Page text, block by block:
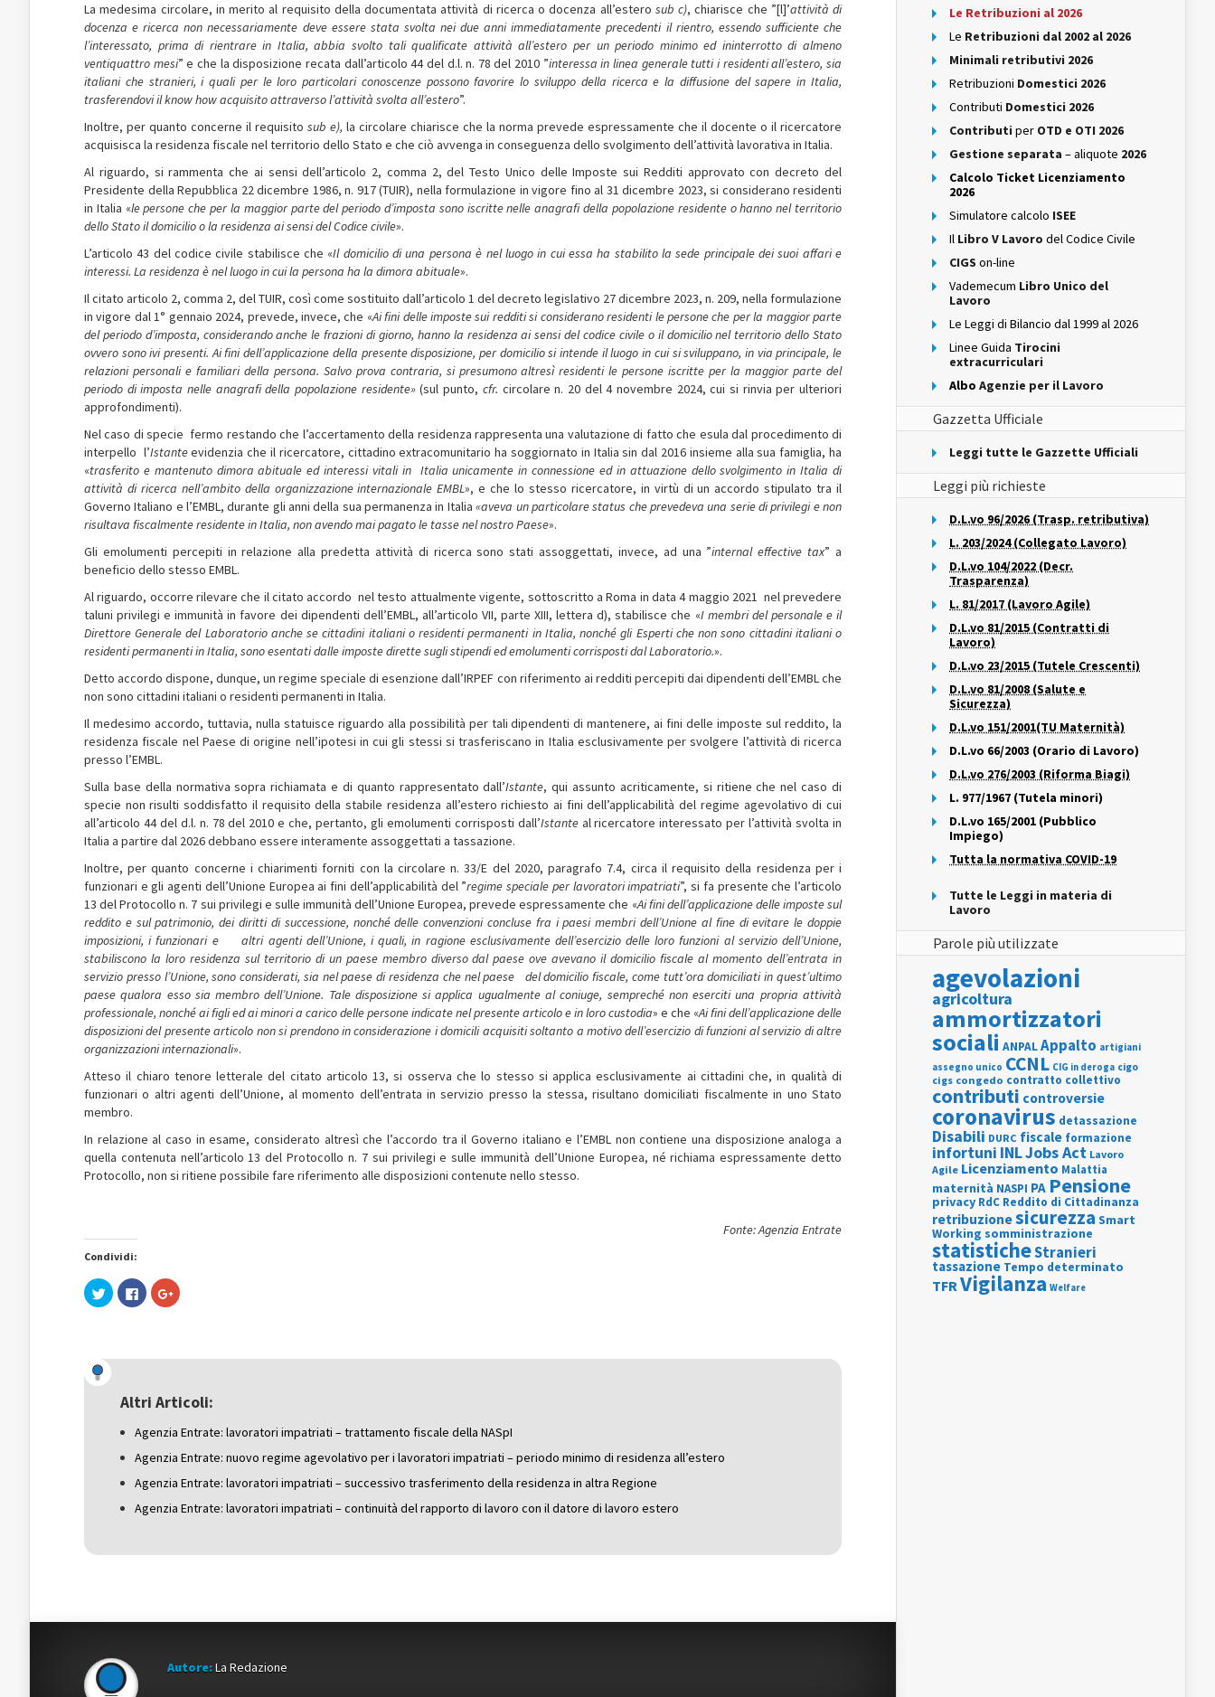
La medesima circolare, in merito al requisito della documentata attività di ricerca o docenza all’estero sub c), chiarisce che ”[l]’attività di
docenza e ricerca non necessariamente deve essere stata svolta nei due anni immediatamente precedenti il rientro, essendo sufficiente che
l’interessato, prima di rientrare in Italia, abbia svolto tali qualificate attività all’estero per un periodo minimo ed ininterrotto di almeno
ventiquattro mesi” e che la disposizione recata dall’articolo 44 del d.l. n. 78 del 2010 ”interessa in linea generale tutti i residenti all’estero, sia
italiani che stranieri, i quali per le loro particolari conoscenze possono favorire lo sviluppo della ricerca e la diffusione del sapere in Italia,
trasferendovi il know how acquisito attraverso l’attività svolta all’estero”.
Inoltre, per quanto concerne il requisito sub e), la circolare chiarisce che la norma prevede espressamente che il docente o il ricercatore
acquisisca la residenza fiscale nel territorio dello Stato e che ciò avvenga in conseguenza dello svolgimento dell’attività lavorativa in Italia.
Al riguardo, si rammenta che ai sensi dell’articolo 2, comma 2, del Testo Unico delle Imposte sui Redditi approvato con decreto del
Presidente della Repubblica 22 dicembre 1986, n. 917 (TUIR), nella formulazione in vigore fino al 31 dicembre 2023, si considerano residenti
in Italia «le persone che per la maggior parte del periodo d’imposta sono iscritte nelle anagrafi della popolazione residente o hanno nel territorio
dello Stato il domicilio o la residenza ai sensi del Codice civile».
L’articolo 43 del codice civile stabilisce che «Il domicilio di una persona è nel luogo in cui essa ha stabilito la sede principale dei suoi affari e
interessi. La residenza è nel luogo in cui la persona ha la dimora abituale».
Il citato articolo 2, comma 2, del TUIR, così come sostituito dall’articolo 1 del decreto legislativo 27 dicembre 2023, n. 209, nella formulazione
in vigore dal 1° gennaio 2024, prevede, invece, che «Ai fini delle imposte sui redditi si considerano residenti le persone che per la maggior parte
del periodo d’imposta, considerando anche le frazioni di giorno, hanno la residenza ai sensi del codice civile o il domicilio nel territorio dello Stato
ovvero sono ivi presenti. Ai fini dell’applicazione della presente disposizione, per domicilio si intende il luogo in cui si sviluppano, in via principale, le
relazioni personali e familiari della persona. Salvo prova contraria, si presumono altresì residenti le persone iscritte per la maggior parte del
periodo di imposta nelle anagrafi della popolazione residente»(sul punto, cfr. circolare n. 20 del 4 novembre 2024, cui si rinvia per ulteriori
approfondimenti).
Nel caso di specie ­ fermo restando che l’accertamento della residenza rappresenta una valutazione di fatto che esula dal procedimento di
interpello ­ l’Istanteevidenzia che il ricercatore, cittadino extracomunitario ha soggiornato in Italia sin dal 2016 insieme alla sua famiglia, ha
«trasferito e mantenuto dimora abituale ed interessi vitali in Italia unicamente in connessione ed in attuazione dello svolgimento in Italia di
attività di ricerca nell’ambito della organizzazione internazionale EMBL», e che lo stesso ricercatore, in virtù di un accordo stipulato tra il
Governo Italiano e l’EMBL, durante gli anni della sua permanenza in Italia«aveva un particolare status che prevedeva una serie di privilegi e non
risultava fiscalmente residente in Italia, non avendo mai pagato le tasse nel nostro Paese».
Gli emolumenti percepiti in relazione alla predetta attività di ricerca sono stati assoggettati, invece, ad una ”internal effective tax” a
beneficio dello stesso EMBL.
Al riguardo, occorre rilevare che il citato accordo ­ nel testo attualmente vigente, sottoscritto a Roma in data 4 maggio 2021 ­ nel prevedere
taluni privilegi e immunità in favore dei dipendenti dell’EMBL, all’articolo VII, parte XIII, lettera d), stabilisce che «I membri del personale e il
Direttore Generale del Laboratorio anche se cittadini italiani o residenti permanenti in Italia, nonché gli Esperti che non sono cittadini italiani o
residenti permanenti in Italia, sono esentati dalle imposte dirette sugli stipendi ed emolumenti corrisposti dal Laboratorio.».
Detto accordo dispone, dunque, un regime speciale di esenzione dall’IRPEF con riferimento ai redditi percepiti dai dipendenti dell’EMBL che
non sono cittadini italiani o residenti permanenti in Italia.
Il medesimo accordo, tuttavia, nulla statuisce riguardo alla possibilità per tali dipendenti di mantenere, ai fini delle imposte sul reddito, la
residenza fiscale nel Paese di origine nell’ipotesi in cui gli stessi si trasferiscano in Italia esclusivamente per svolgere l’attività di ricerca
presso l’EMBL.
Sulla base della normativa sopra richiamata e di quanto rappresentato dall’Istante, qui assunto acriticamente, si ritiene che nel caso di
specie non risulti soddisfatto il requisito della stabile residenza all’estero richiesto ai fini dell’applicabilità del regime agevolativo di cui
all’articolo 44 del d.l. n. 78 del 2010 e che, pertanto, gli emolumenti corrisposti dall’Istante al ricercatore interessato per l’attività svolta in
Italia a partire dal 2026 debbano essere interamente assoggettati a tassazione.
Inoltre, per quanto concerne i chiarimenti forniti con la circolare n. 33/E del 2020, paragrafo 7.4, circa il requisito della residenza per i
funzionari e gli agenti dell’Unione Europea ai fini dell’applicabilità del ”regime speciale per lavoratori impatriati”, si fa presente che l’articolo
13 del Protocollo n. 7 sui privilegi e sulle immunità dell’Unione Europea, prevede espressamente che «Ai fini dell’applicazione delle imposte sul
reddito e sul patrimonio, dei diritti di successione, nonché delle convenzioni concluse fra i paesi membri dell’Unione al fine di evitare le doppie
imposizioni, i funzionari e altri agenti dell’Unione, i quali, in ragione esclusivamente dell’esercizio delle loro funzioni al servizio dell’Unione,
stabiliscono la loro residenza sul territorio di un paese membro diverso dal paese ove avevano il domicilio fiscale al momento dell’entrata in
servizio presso l’Unione, sono considerati, sia nel paese di residenza che nel paese del domicilio fiscale, come tutt’ora domiciliati in quest’ultimo
paese qualora esso sia membro dell’Unione. Tale disposizione si applica ugualmente al coniuge, sempreché non eserciti una propria attività
professionale, nonché ai figli ed ai minori a carico delle persone indicate nel presente articolo e in loro custodia» e che «Ai fini dell’applicazione delle
disposizioni del presente articolo non si prendono in considerazione i domiciliacquisiti soltanto a motivo dell’esercizio di funzioni al servizio di altre
organizzazioni internazionali».
Atteso il chiaro tenore letterale del citato articolo 13, si osserva che lo stesso si applica esclusivamente ai cittadini che, in qualità di
funzionari o altri agenti dell’Unione, al momento dell’entrata in servizio presso la stessa, risultano domiciliati fiscalmente in uno Stato
membro.
In relazione al caso in esame, considerato altresì che l’accordo tra il Governo italiano e l’EMBL non contiene una disposizione analoga a
quella contenuta nell’articolo 13 del Protocollo n. 7 sui privilegi e sulle immunità dell’Unione Europea, né richiama espressamente detto
Protocollo, non si ritiene possibile fare riferimento alle disposizioni contenute nello stesso.
Fonte: Agenzia Entrate
Condividi:
Fai
clic
(Si
apre
una
nuova
Fai
clic
nuova
finestra)
Fai
clic
una
nuova
Altri Articoli:
Agenzia Entrate: lavoratori impatriati – trattamento fiscale della NASpI
Agenzia Entrate: nuovo regime agevolativo per i lavoratori impatriati – periodo minimo di residenza all’estero
Agenzia Entrate: lavoratori impatriati – successivo trasferimento della residenza in altra Regione
Agenzia Entrate: lavoratori impatriati – continuità del rapporto di lavoro con il datore di lavoro estero
Autore:La Redazione
Le Retribuzioni al 2026
Le Retribuzioni dal 2002 al 2026
Minimali retributivi 2026
Retribuzioni Domestici 2026
Contributi Domestici 2026
Contributi per OTD e OTI 2026
Gestione separata – aliquote 2026
Calcolo Ticket Licenziamento
2026
Simulatore calcolo ISEE
Il Libro V Lavoro del Codice Civile
CIGS on-line
Vademecum Libro Unico del
Lavoro
Le Leggi di Bilancio dal 1999 al 2026
Linee Guida Tirocini
extracurriculari
Albo Agenzie per il Lavoro
Gazzetta Ufficiale
Leggi tutte le Gazzette Ufficiali
Leggi più richieste
D.L.vo 96/2026 (Trasp. retributiva)
L. 203/2024 (Collegato Lavoro)
D.L.vo 104/2022 (Decr.
Trasparenza)
L. 81/2017 (Lavoro Agile)
D.L.vo 81/2015 (Contratti di
Lavoro)
D.L.vo 23/2015 (Tutele Crescenti)
D.L.vo 81/2008 (Salute e
Sicurezza)
D.L.vo 151/2001(TU Maternità)
D.L.vo 66/2003 (Orario di Lavoro)
D.L.vo 276/2003 (Riforma Biagi)
L. 977/1967 (Tutela minori)
D.L.vo 165/2001 (Pubblico
Impiego)
Tutta la normativa COVID-19
Tutte le Leggi in materia di
Lavoro
Parole più utilizzate
agevolazioni
agricoltura
ammortizzatori
sociali ANPALAppalto artigiani
assegno unico CCNL CIG in deroga cigo
cigs congedo contratto collettivo
contributi controversie
coronavirus detassazione
Disabili DURC fiscale formazione
infortuni INLJobs Act Lavoro
Agile Licenziamento Malattia
maternità NASPI PA Pensione
privacy RdC Reddito di Cittadinanza
retribuzionesicurezza Smart
Working somministrazione
statisticheStranieri
tassazione Tempo determinato
TFRVigilanza Welfare